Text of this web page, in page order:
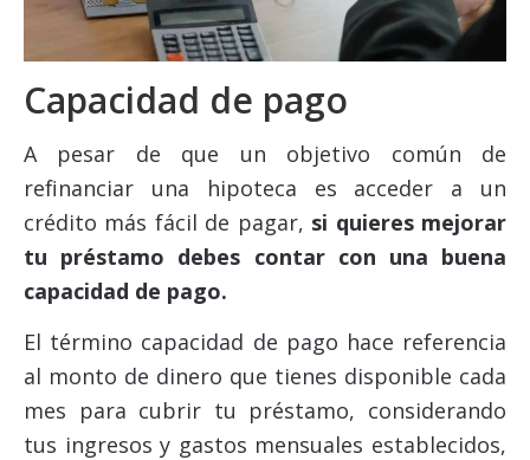
Capacidad de pago
A pesar de que un objetivo común de
refinanciar una hipoteca es acceder a un
crédito más fácil de pagar, si quieres mejorar
tu préstamo debes contar con una buena
capacidad de pago.
El término capacidad de pago hace referencia
al monto de dinero que tienes disponible cada
mes para cubrir tu préstamo, considerando
tus ingresos y gastos mensuales establecidos,